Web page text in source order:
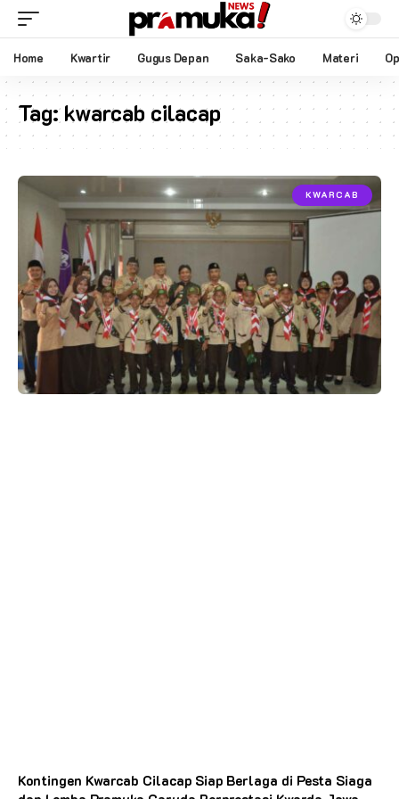
Home Kwartir Gugus Depan Saka-Sako Materi
Tag:kwarcab cilacap
KWARCAB
Kontingen Kwarcab Cilacap Siap Berlaga di Pesta Siaga